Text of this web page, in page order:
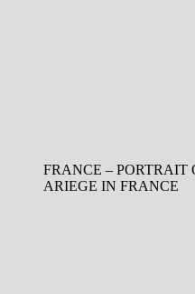
FRANCE – PORTRAIT
ARIEGE IN FRANCE